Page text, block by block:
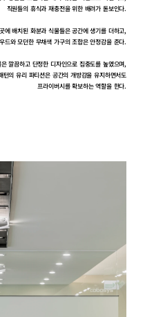
직원들의 휴식과 재충전을 위한 배려가 돋보인다.
에 배치된 화분과 식물들은 공간에 생기를 더하고,
드와 모던한 무채색 가구의 조합은 안정감을 준다.
은 깔끔하고 단정한 디자인으로 집중도를 높였으며,
턴의 유리 파티션은 공간의 개방감을 유지하면서도
프라이버시를 확보하는 역할을 한다.